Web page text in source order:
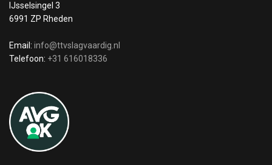
IJsselsingel 3
6991 ZP Rheden
Email: info@ttvslagvaardig.nl
Telefoon: +31 616018336